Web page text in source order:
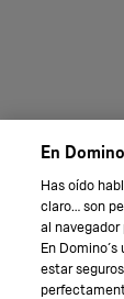
En
Has oído
claro… son
al
En
estar